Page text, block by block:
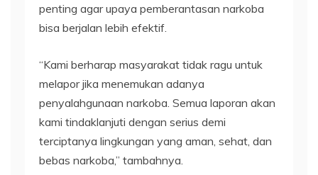
penting agar upaya pemberantasan narkoba
bisa berjalan lebih efektif.
“Kami berharap masyarakat tidak ragu untuk
melapor jika menemukan adanya
penyalahgunaan narkoba. Semua laporan akan
kami tindaklanjuti dengan serius demi
terciptanya lingkungan yang aman, sehat, dan
bebas narkoba,” tambahnya.